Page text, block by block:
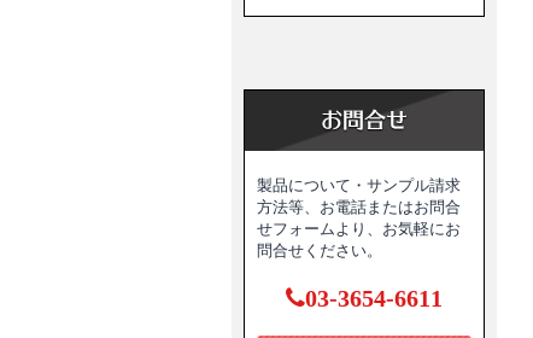
製品について・サンプル請求
方法等、お電話またはお問合
せフォームより、お気軽にお
問合せください。
03-3654-6611